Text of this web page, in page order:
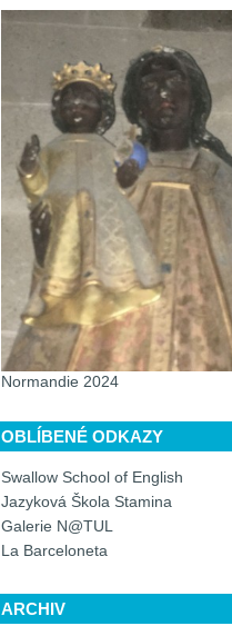
Normandie 2024
OBLÍBENÉ ODKAZY
Swallow School of English
Jazyková Škola Stamina
Galerie N@TUL
La Barceloneta
ARCHIV